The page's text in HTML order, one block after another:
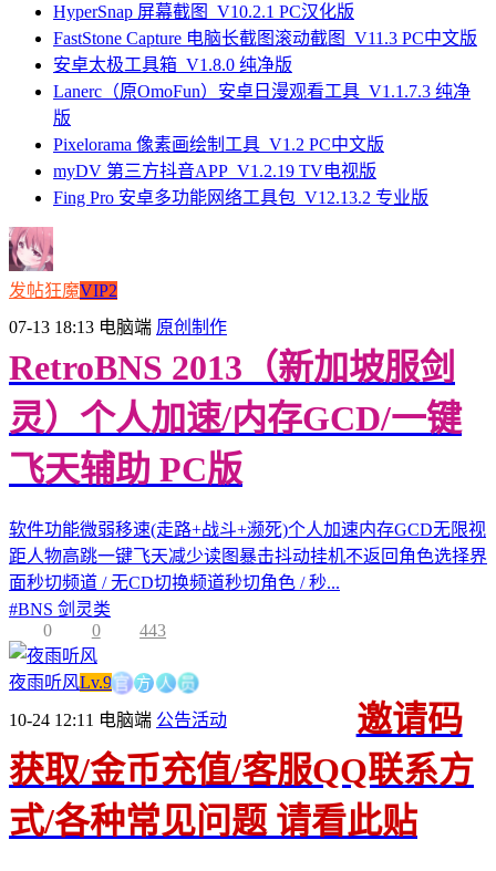
HyperSnap 屏幕截图_V10.2.1 PC汉化版
FastStone Capture 电脑长截图滚动截图_V11.3 PC中文版
安卓太极工具箱_V1.8.0 纯净版
Lanerc（原OmoFun）安卓日漫观看工具_V1.1.7.3 纯净
版
Pixelorama 像素画绘制工具_V1.2 PC中文版
myDV 第三方抖音APP_V1.2.19 TV电视版
Fing Pro 安卓多功能网络工具包_V12.13.2 专业版
发帖狂魔VIP2
07-13 18:13 电脑端 原创制作
RetroBNS 2013（新加坡服剑
灵）个人加速/内存GCD/一键
飞天辅助 PC版
软件功能微弱移速(走路+战斗+濒死)个人加速内存GCD无限视
距人物高跳一键飞天减少读图暴击抖动挂机不返回角色选择界
面秒切频道 / 无CD切换频道秒切角色 / 秒...
#BNS 剑灵类
0
0 443
夜雨听风Lv.9官方人员
10-24 12:11 电脑端 公告活动
邀请码
获取/金币充值/客服QQ联系方
式/各种常见问题 请看此贴